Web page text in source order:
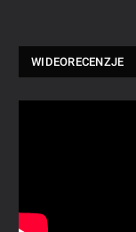
WIDEORECENZJE